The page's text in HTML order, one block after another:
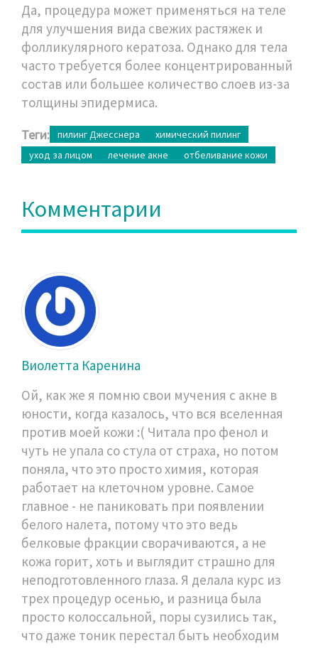
Да, процедура может применяться на теле
для улучшения вида свежих растяжек и
фолликулярного кератоза. Однако для тела
часто требуется более концентрированный
состав или большее количество слоев из-за
толщины эпидермиса.
Теги: пилинг Джесснера
химический пилинг
уход за лицом
лечение акне отбеливание кожи
Комментарии
Виолетта Каренина
Ой, как же я помню свои мучения с акне в
юности, когда казалось, что вся вселенная
против моей кожи :( Читала про фенол и
чуть не упала со стула от страха, но потом
поняла, что это просто химия, которая
работает на клеточном уровне. Самое
главное - не паниковать при появлении
белого налета, потому что это ведь
белковые фракции сворачиваются, а не
кожа горит, хоть и выглядит страшно для
неподготовленного глаза. Я делала курс из
трех процедур осенью, и разница была
просто колоссальной, поры сузились так,
что даже тоник перестал быть необходим